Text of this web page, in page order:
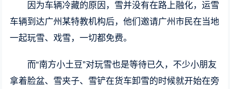
因为车辆冷藏的原因，雪并没有在路上融化，运雪
车辆到达广州某特教机构后，他们邀请广州市民在当地
一起玩雪、戏雪，一切都免费。
而“南方小土豆”对玩雪也是等待已久，不少小朋友
拿着脸盆、雪夹子、雪铲在货车卸雪的时候就开始在旁